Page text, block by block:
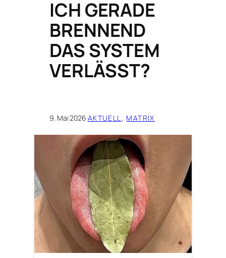
ICH GERADE
BRENNEND
DAS SYSTEM
VERLÄSST?
9. Mai 2026·AKTUELL , MATRIX